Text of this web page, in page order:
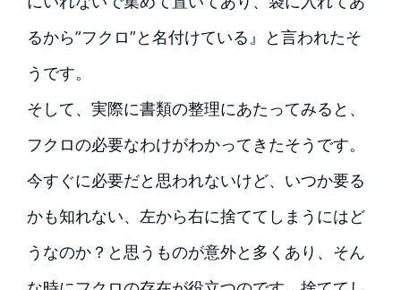
るから”フクロ”と名付けている』と言われたそ
うです。
そして、実際に書類の整理にあたってみると、
フクロの必要なわけがわかってきたそうです。
今すぐに必要だと思われないけど、いつか要る
かも知れない、左から右に捨ててしまうにはど
うなのか？と思うものが意外と多くあり、そん